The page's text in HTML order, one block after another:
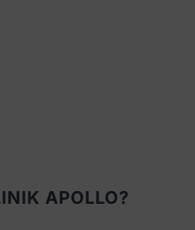
APOLLO?